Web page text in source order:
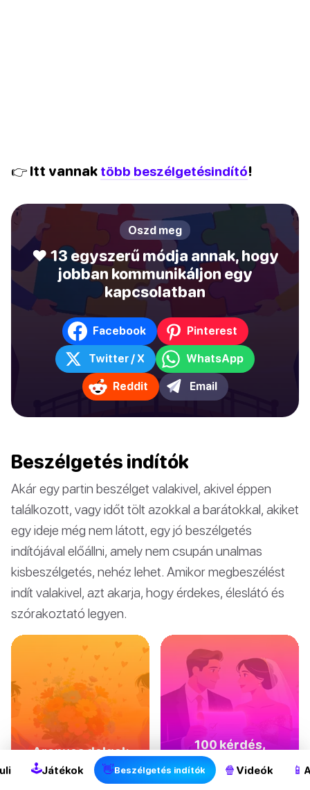
👉 Itt vannak több beszélgetésindító!
Oszd meg
❤️ 13 egyszerű módja annak, hogy
jobban kommunikáljon egy
kapcsolatban
Facebook Pinterest
Twitter / X WhatsApp
Reddit Email
🕹Játékok 👋Beszélgetés indítók 🍿 Videók 📱
Beszélgetés indítók
Akár egy partin beszélget valakivel, akivel éppen
találkozott, vagy időt tölt azokkal a barátokkal, akiket
egy ideje még nem látott, egy jó beszélgetés
indítójával előállni, amely nem csupán unalmas
kisbeszélgetés, nehéz lehet. Amikor megbeszélést
indít valakivel, azt akarja, hogy érdekes, éleslátó és
szórakoztató legyen.
Aranyos dolgok
mondani a
barátnődnek
100 kérdés,
amelyet fel kell
tenni a házasság